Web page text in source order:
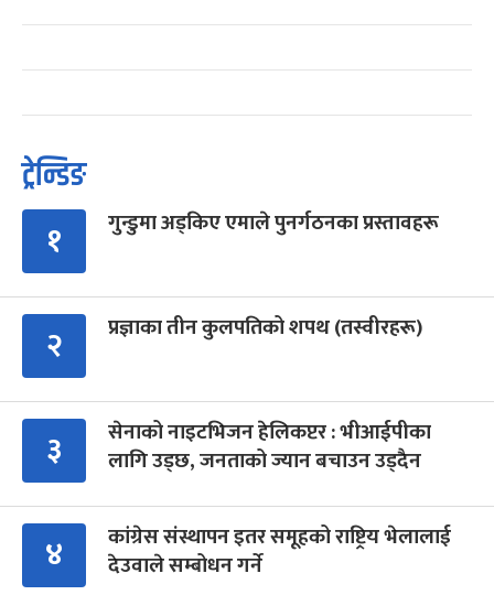
ट्रेन्डिङ
१ गुन्डुमा अड्किए एमाले पुनर्गठनका प्रस्तावहरू
२ प्रज्ञाका तीन कुलपतिको शपथ (तस्वीरहरू)
३
सेनाको नाइटभिजन हेलिकप्टर : भीआईपीका
लागि उड्छ, जनताको ज्यान बचाउन उड्दैन
४
कांग्रेस संस्थापन इतर समूहको राष्ट्रिय भेलालाई
देउवाले सम्बोधन गर्ने